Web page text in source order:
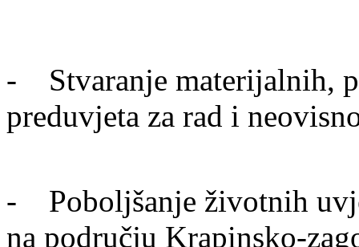
- Stvaranje materijalnih,
preduvjeta za rad i
- Poboljšanje životnih
na području Krapinsko-